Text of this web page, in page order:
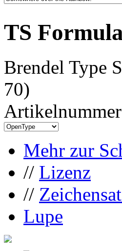
TS
Brendel Type
70)
Mehr zur
// Lizenz
//
Lupe